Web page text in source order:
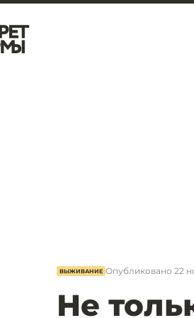
ВЫЖИВАНИЕ Опубликовано 22
Не